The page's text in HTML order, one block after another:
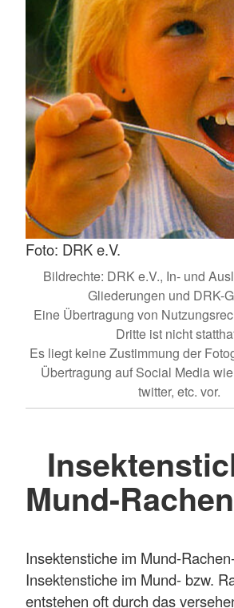
Foto: DRK e.V.
Bildrechte: DRK e.V., In- und
Gliederungen und DRK-
Eine Übertragung von
Dritte ist nicht
Es liegt keine Zustimmung der
Übertragung auf Social Media
twitter, etc. vor.
Mund-
Insektenstiche im Mund-
Insektenstiche im Mund- bzw.
entstehen oft durch das